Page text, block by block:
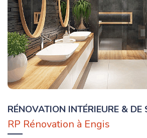
RÉNOVATION INTÉRIEURE & DE
RP Rénovation à Engis